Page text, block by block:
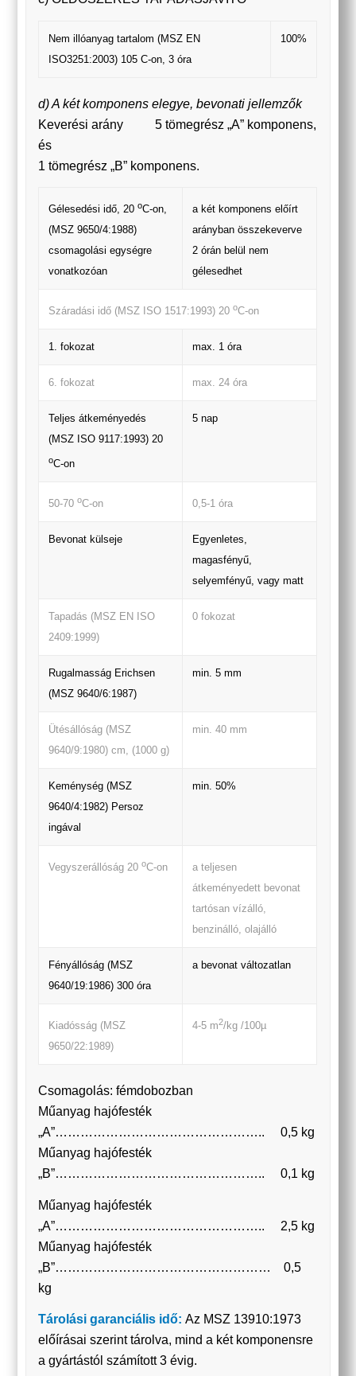
Nem illóanyag tartalom (MSZ EN
ISO3251:2003) 105 C-on, 3 óra
100%
d) A két komponens elegye, bevonati jellemzők
Keverési arány 5 tömegrész „A” komponens,
és
1 tömegrész „B” komponens.
Gélesedési idő, 20oC-on,
(MSZ 9650/4:1988)
csomagolási egységre
vonatkozóan
a két komponens előírt
arányban összekeverve
2 órán belül nem
gélesedhet
Száradási idő (MSZ ISO 1517:1993) 20oC-on
1. fokozat max. 1 óra
6. fokozat max. 24 óra
Teljes átkeményedés
(MSZ ISO 9117:1993) 20
oC-on
5 nap
50-70oC-on 0,5-1 óra
Bevonat külseje
Egyenletes,
magasfényű,
selyemfényű, vagy matt
Tapadás (MSZ EN ISO
2409:1999)
0 fokozat
Rugalmasság Erichsen
(MSZ 9640/6:1987)
min. 5 mm
Ütésállóság (MSZ
9640/9:1980) cm, (1000 g)
min. 40 mm
Keménység (MSZ
9640/4:1982) Persoz
ingával
min. 50%
Vegyszerállóság 20oC-on
a teljesen
átkeményedett bevonat
tartósan vízálló,
benzinálló, olajálló
Fényállóság (MSZ
9640/19:1986) 300 óra
a bevonat változatlan
Kiadósság (MSZ
9650/22:1989)
4-5 m2/kg /100µ
Csomagolás: fémdobozban
Műanyag hajófesték
„A”………………………………………….. 0,5 kg
Műanyag hajófesték
„B”………………………………………….. 0,1 kg
Műanyag hajófesték
„A”………………………………………….. 2,5 kg
Műanyag hajófesték
„B”…………………………………………… 0,5
kg
Tárolási garanciális idő:Az MSZ 13910:1973
előírásai szerint tárolva, mind a két komponensre
a gyártástól számított 3 évig.